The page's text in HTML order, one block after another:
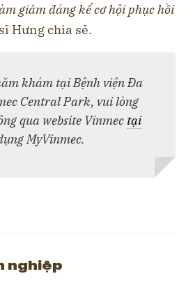
giảm đáng kể cơ hội phục hồi
Hưng chia sẻ.
khám tạiBệnh viện Đa
Central Park, vui lòng
qua website Vinmec tại
MyVinmec.
nghiệp